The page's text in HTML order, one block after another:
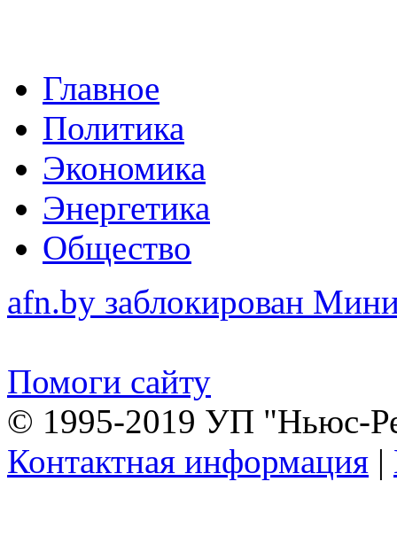
Главное
Политика
Экономика
Энергетика
Общество
afn.by заблокирован
Помоги сайту
© 1995-2019 УП "Ньюс-
Контактная информация |